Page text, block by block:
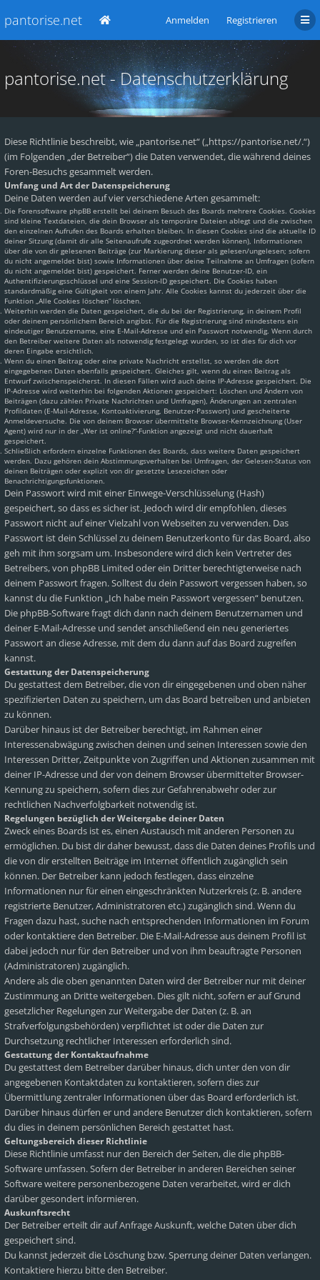
pantorise.net Anmelden Registrieren
pantorise.net - Datenschutzerklärung
Diese Richtlinie beschreibt, wie „pantorise.net“ („https://pantorise.net/.“)
(im Folgenden „der Betreiber“) die Daten verwendet, die während deines
Foren-Besuchs gesammelt werden.
Umfang und Art der Datenspeicherung
Deine Daten werden auf vier verschiedene Arten gesammelt:
Die Forensoftware phpBB erstellt bei deinem Besuch des Boards mehrere Cookies. Cookies
sind kleine Textdateien, die dein Browser als temporäre Dateien ablegt und die zwischen
den einzelnen Aufrufen des Boards erhalten bleiben. In diesen Cookies sind die aktuelle ID
deiner Sitzung (damit dir alle Seitenaufrufe zugeordnet werden können), Informationen
über die von dir gelesenen Beiträge (zur Markierung dieser als gelesen/ungelesen; sofern
du nicht angemeldet bist) sowie Informationen über deine Teilnahme an Umfragen (sofern
du nicht angemeldet bist) gespeichert. Ferner werden deine Benutzer-ID, ein
Authentifizierungsschlüssel und eine Session-ID gespeichert. Die Cookies haben
standardmäßig eine Gültigkeit von einem Jahr. Alle Cookies kannst du jederzeit über die
Funktion „Alle Cookies löschen“ löschen.
Weiterhin werden die Daten gespeichert, die du bei der Registrierung, in deinem Profil
oder deinem persönlichem Bereich angibst. Für die Registrierung sind mindestens ein
eindeutiger Benutzername, eine E-Mail-Adresse und ein Passwort notwendig. Wenn durch
den Betreiber weitere Daten als notwendig festgelegt wurden, so ist dies für dich vor
deren Eingabe ersichtlich.
Wenn du einen Beitrag oder eine private Nachricht erstellst, so werden die dort
eingegebenen Daten ebenfalls gespeichert. Gleiches gilt, wenn du einen Beitrag als
Entwurf zwischenspeicherst. In diesen Fällen wird auch deine IP-Adresse gespeichert. Die
IP-Adresse wird weiterhin bei folgenden Aktionen gespeichert: Löschen und Ändern von
Beiträgen (dazu zählen Private Nachrichten und Umfragen), Änderungen an zentralen
Profildaten (E-Mail-Adresse, Kontoaktivierung, Benutzer-Passwort) und gescheiterte
Anmeldeversuche. Die von deinem Browser übermittelte Browser-Kennzeichnung (User
Agent) wird nur in der „Wer ist online?“-Funktion angezeigt und nicht dauerhaft
gespeichert.
Schließlich erfordern einzelne Funktionen des Boards, dass weitere Daten gespeichert
werden. Dazu gehören dein Abstimmungsverhalten bei Umfragen, der Gelesen-Status von
deinen Beiträgen oder explizit von dir gesetzte Lesezeichen oder
Benachrichtigungsfunktionen.
Dein Passwort wird mit einer Einwege-Verschlüsselung (Hash)
gespeichert, so dass es sicher ist. Jedoch wird dir empfohlen, dieses
Passwort nicht auf einer Vielzahl von Webseiten zu verwenden. Das
Passwort ist dein Schlüssel zu deinem Benutzerkonto für das Board, also
geh mit ihm sorgsam um. Insbesondere wird dich kein Vertreter des
Betreibers, von phpBB Limited oder ein Dritter berechtigterweise nach
deinem Passwort fragen. Solltest du dein Passwort vergessen haben, so
kannst du die Funktion „Ich habe mein Passwort vergessen“ benutzen.
Die phpBB-Software fragt dich dann nach deinem Benutzernamen und
deiner E-Mail-Adresse und sendet anschließend ein neu generiertes
Passwort an diese Adresse, mit dem du dann auf das Board zugreifen
kannst.
Gestattung der Datenspeicherung
Du gestattest dem Betreiber, die von dir eingegebenen und oben näher
spezifizierten Daten zu speichern, um das Board betreiben und anbieten
zu können.
Darüber hinaus ist der Betreiber berechtigt, im Rahmen einer
Interessenabwägung zwischen deinen und seinen Interessen sowie den
Interessen Dritter, Zeitpunkte von Zugriffen und Aktionen zusammen mit
deiner IP-Adresse und der von deinem Browser übermittelter Browser-
Kennung zu speichern, sofern dies zur Gefahrenabwehr oder zur
rechtlichen Nachverfolgbarkeit notwendig ist.
Regelungen bezüglich der Weitergabe deiner Daten
Zweck eines Boards ist es, einen Austausch mit anderen Personen zu
ermöglichen. Du bist dir daher bewusst, dass die Daten deines Profils und
die von dir erstellten Beiträge im Internet öffentlich zugänglich sein
können. Der Betreiber kann jedoch festlegen, dass einzelne
Informationen nur für einen eingeschränkten Nutzerkreis (z. B. andere
registrierte Benutzer, Administratoren etc.) zugänglich sind. Wenn du
Fragen dazu hast, suche nach entsprechenden Informationen im Forum
oder kontaktiere den Betreiber. Die E-Mail-Adresse aus deinem Profil ist
dabei jedoch nur für den Betreiber und von ihm beauftragte Personen
(Administratoren) zugänglich.
Andere als die oben genannten Daten wird der Betreiber nur mit deiner
Zustimmung an Dritte weitergeben. Dies gilt nicht, sofern er auf Grund
gesetzlicher Regelungen zur Weitergabe der Daten (z. B. an
Strafverfolgungsbehörden) verpflichtet ist oder die Daten zur
Durchsetzung rechtlicher Interessen erforderlich sind.
Gestattung der Kontaktaufnahme
Du gestattest dem Betreiber darüber hinaus, dich unter den von dir
angegebenen Kontaktdaten zu kontaktieren, sofern dies zur
Übermittlung zentraler Informationen über das Board erforderlich ist.
Darüber hinaus dürfen er und andere Benutzer dich kontaktieren, sofern
du dies in deinem persönlichen Bereich gestattet hast.
Geltungsbereich dieser Richtlinie
Diese Richtlinie umfasst nur den Bereich der Seiten, die die phpBB-
Software umfassen. Sofern der Betreiber in anderen Bereichen seiner
Software weitere personenbezogene Daten verarbeitet, wird er dich
darüber gesondert informieren.
Auskunftsrecht
Der Betreiber erteilt dir auf Anfrage Auskunft, welche Daten über dich
gespeichert sind.
Du kannst jederzeit die Löschung bzw. Sperrung deiner Daten verlangen.
Kontaktiere hierzu bitte den Betreiber.